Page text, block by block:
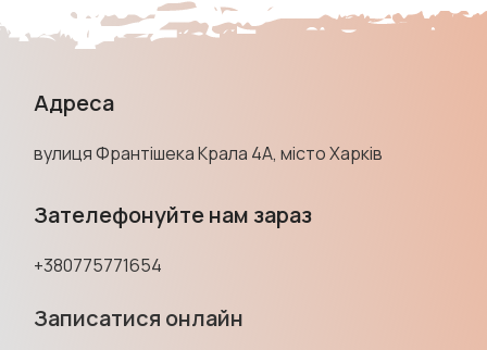
Адреса
вулиця Франтішека Крала 4А, місто Харків
Зателефонуйте нам зараз
+380775771654
Записатися онлайн